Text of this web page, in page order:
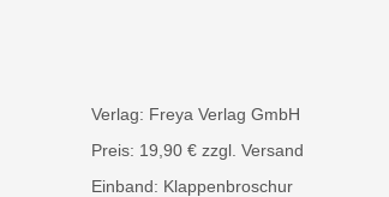
Verlag: Freya Verlag GmbH
Preis: 19,90 € zzgl. Versand
Einband: Klappenbroschur